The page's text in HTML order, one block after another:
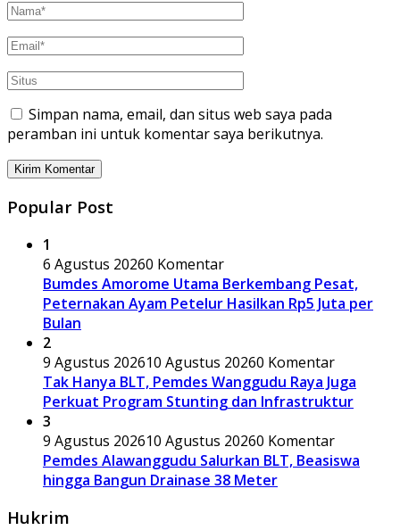
Simpan nama, email, dan situs web saya pada
peramban ini untuk komentar saya berikutnya.
Popular Post
1
6 Agustus 20260 Komentar
Bumdes Amorome Utama Berkembang Pesat,
Peternakan Ayam Petelur Hasilkan Rp5 Juta per
Bulan
2
9 Agustus 202610 Agustus 20260 Komentar
Tak Hanya BLT, Pemdes Wanggudu Raya Juga
Perkuat Program Stunting dan Infrastruktur
3
9 Agustus 202610 Agustus 20260 Komentar
Pemdes Alawanggudu Salurkan BLT, Beasiswa
hingga Bangun Drainase 38 Meter
Hukrim